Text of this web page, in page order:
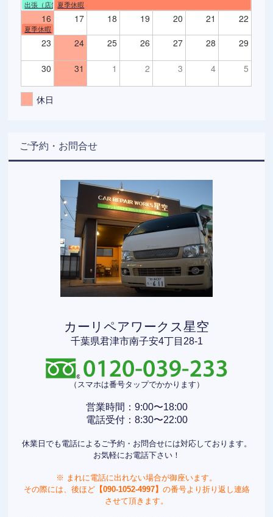
出張（店舗不在）
夏季休暇
16 17 18 19 20 21 22
夏季休暇
23 24 25 26 27 28 29
30 31 1 2 3 4 5
休日
ご予約・お問合せ
カーリペアワークス星空
千葉県君津市南子安4丁目28-1
（スマホは番号タップでかかります）
営業時間：9:00〜18:00
電話受付：8:30〜22:00
休業日でも電話によるご予約・お問合せには対応しております。
お気軽にお電話下さい！
※ まれに電話に出れない場合が御座います。
その際には、後ほど【090-1052-4997】 の番号より折り返し連絡
させて頂きます。